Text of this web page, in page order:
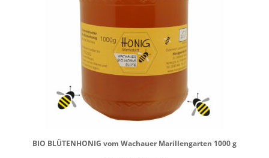
BIO BLÜTENHONIG vom Wachauer Marillengarten 1000 g